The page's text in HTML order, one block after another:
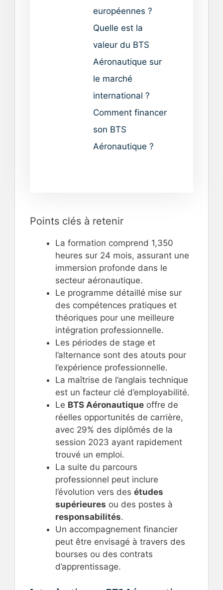
européennes ?
Quelle est la
valeur du BTS
Aéronautique sur
le marché
international ?
Comment financer
son BTS
Aéronautique ?
Points clés à retenir
La formation comprend 1,350
heures sur 24 mois, assurant une
immersion profonde dans le
secteur aéronautique.
Le programme détaillé mise sur
des compétences pratiques et
théoriques pour une meilleure
intégration professionnelle.
Les périodes de stage et
l’alternance sont des atouts pour
l’expérience professionnelle.
La maîtrise de l’anglais technique
est un facteur clé d’employabilité.
Le BTS Aéronautique offre de
réelles opportunités de carrière,
avec 29% des diplômés de la
session 2023 ayant rapidement
trouvé un emploi.
La suite du parcours
professionnel peut inclure
l’évolution vers des études
supérieures ou des postes à
responsabilités.
Un accompagnement financier
peut être envisagé à travers des
bourses ou des contrats
d’apprentissage.